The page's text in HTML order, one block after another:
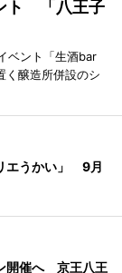
ト 「八王子
ベント「生酒bar
く醸造所併設のシ
エうかい」 9月
開催へ 京王八王